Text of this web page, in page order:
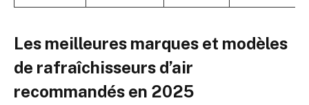
Les meilleures marques et modèles
de rafraîchisseurs d’air
recommandés en 2025